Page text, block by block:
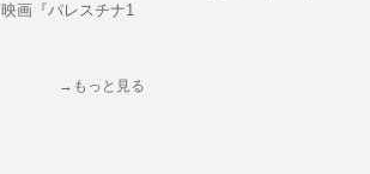
映画『パレスチナ1
→もっと見る